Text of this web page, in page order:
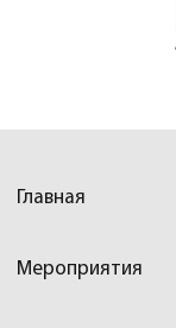
Главная
Мероприятия